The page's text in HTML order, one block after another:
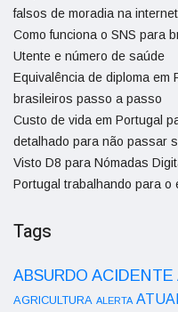
falsos de moradia na internet
Como funciona o SNS para
Utente e número de saúde
Equivalência de diploma em
brasileiros passo a passo
Custo de vida em Portugal
detalhado para não passar
Visto D8 para Nómadas
Portugal trabalhando para o
Tags
ABSURDO ACIDENTE
AGRICULTURA ALERTA